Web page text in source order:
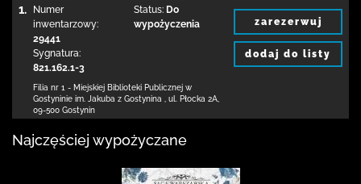
1.
Numer
inwentarzowy:
29441
Sygnatura:
821.162.1-3
Status: Do
wypożyczenia
Filia nr 1 - Miejskiej Biblioteki Publicznej w
Gostyninie im. Jakuba z Gostynina
ul. Płocka 2A
09-500 Gostynin
zarezerwuj
dodaj do listy
Najczęściej wypożyczane